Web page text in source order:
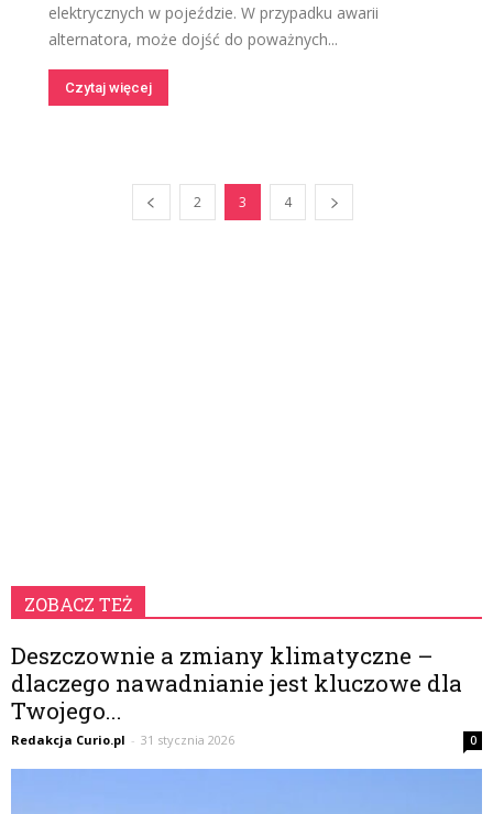
elektrycznych w pojeździe. W przypadku awarii
alternatora, może dojść do poważnych...
Czytaj więcej
2 3 4
ZOBACZ TEŻ
Deszczownie a zmiany klimatyczne –
dlaczego nawadnianie jest kluczowe dla
Twojego...
Redakcja Curio.pl - 31 stycznia 2026 0